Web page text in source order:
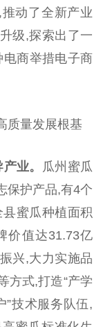
动了全新产业
级,探索出了一
电商举措电子商
质量发展根基
业。
瓜州蜜瓜
保护产品,有4个
蜜瓜种植面积
价值达31.73亿
兴,大力实施品
方式,打造“产学
”技术服务队伍,